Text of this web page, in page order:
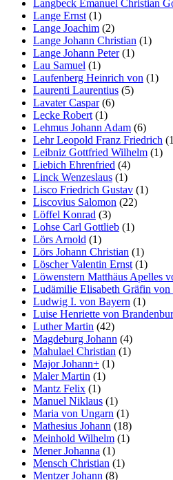
Langbeck Emanuel Christian
Lange Ernst (1)
Lange Joachim (2)
Lange Johann Christian (1)
Lange Johann Peter(1)
Lau Samuel (1)
Laufenberg Heinrich von (1)
Laurenti Laurentius (5)
Lavater Caspar(6)
Lecke Robert (1)
Lehmus Johann Adam (6)
Lehr Leopold Franz Friedrich
Leibniz Gottfried Wilhelm (1)
Liebich Ehrenfried (4)
Linck Wenzeslaus (1)
Lisco Friedrich Gustav (1)
Liscovius Salomon (22)
Löffel Konrad (3)
Lohse Carl Gottlieb (1)
Lörs Arnold (1)
Lörs Johann Christian (1)
Löscher Valentin Ernst (1)
Löwenstern Matthäus Apelles
Ludämilie Elisabeth Gräfin von
Ludwig I. von Bayern (1)
Luise Henriette von
Luther Martin (42)
Magdeburg Johann (4)
Mahulael Christian (1)
Major Johann+ (1)
Maler Martin (1)
Mantz Felix (1)
Manuel Niklaus (1)
Maria von Ungarn (1)
Mathesius Johann (18)
Meinhold Wilhelm (1)
Mener Johanna (1)
Mensch Christian (1)
Mentzer Johann (8)